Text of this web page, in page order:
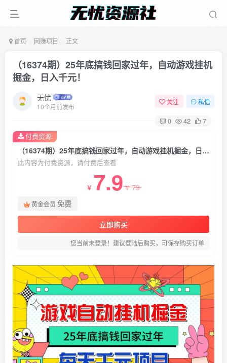
首页 网赚项目 正文
（16374期）25年底搞钱回家过年，自动游戏挂机
掘金，日入千元！
无忧
10个月前发布
关注 私信
0 42 7
（16374期）25年底搞钱回家过年，自动游戏挂机掘金，日入千元！
此内容为付费资源，请付费后查看
￥ 7.9￥79
黄金会员 免费
立即购买
您当前未登录！建议登陆后购买，可保存购买订单
付费资源